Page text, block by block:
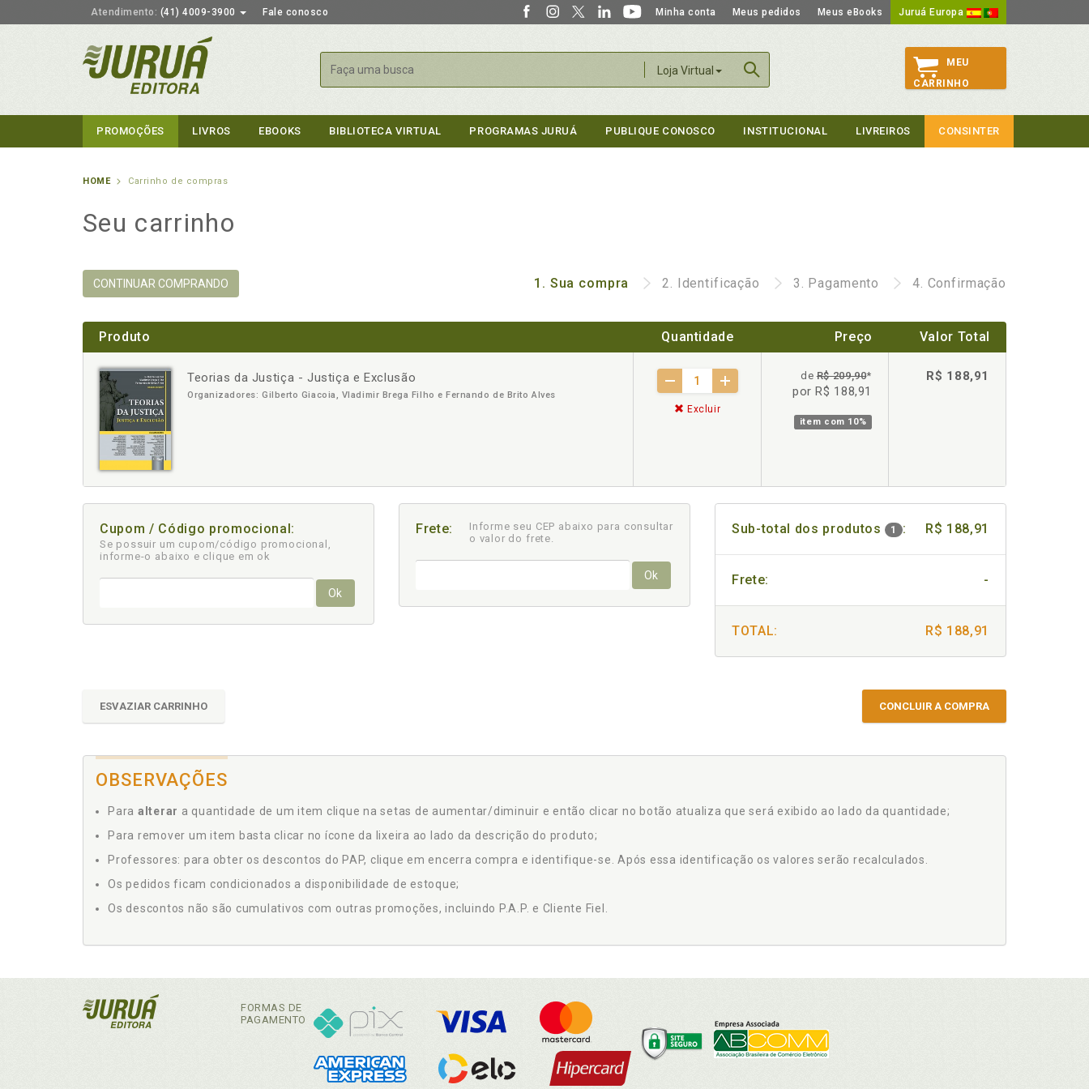
Atendimento: (41) 4009-3900 Fale conosco Minha conta Meus pedidos Meus eBooks Juruá Europa
Loja Virtual
Buscar
MEU
CARRINHO
PROMOÇÕES LIVROS EBOOKS BIBLIOTECA VIRTUAL PROGRAMAS JURUÁ PUBLIQUE CONOSCO INSTITUCIONAL LIVREIROS CONSINTER
HOME Carrinho de compras
Seu carrinho
CONTINUAR COMPRANDO 1. Sua compra 2. Identificação 3. Pagamento 4. Confirmação
Produto Quantidade Preço Valor Total
Teorias da Justiça - Justiça e Exclusão
Organizadores: Gilberto Giacoia, Vladimir Brega Filho e Fernando de Brito Alves
- +
Excluir
deR$ 209,90*
por R$ 188,91
item com 10%
R$ 188,91
Cupom / Código promocional:
Se possuir um cupom/código promocional,
informe-o abaixo e clique em ok
Ok
Frete:
Informe seu CEP abaixo para consultar
o valor do frete.
Ok
Sub-total dos produtos 1 : R$ 188,91
Frete: -
TOTAL: R$ 188,91
ESVAZIAR CARRINHO CONCLUIR A COMPRA
OBSERVAÇÕES
Para alterar a quantidade de um item clique na setas de aumentar/diminuir e então clicar no botão atualiza que será exibido ao lado da quantidade;
Para remover um item basta clicar no ícone da lixeira ao lado da descrição do produto;
Professores: para obter os descontos do PAP, clique em encerra compra e identifique-se. Após essa identificação os valores serão recalculados.
Os pedidos ficam condicionados a disponibilidade de estoque;
Os descontos não são cumulativos com outras promoções, incluindo P.A.P. e Cliente Fiel.
FORMAS DE
PAGAMENTO